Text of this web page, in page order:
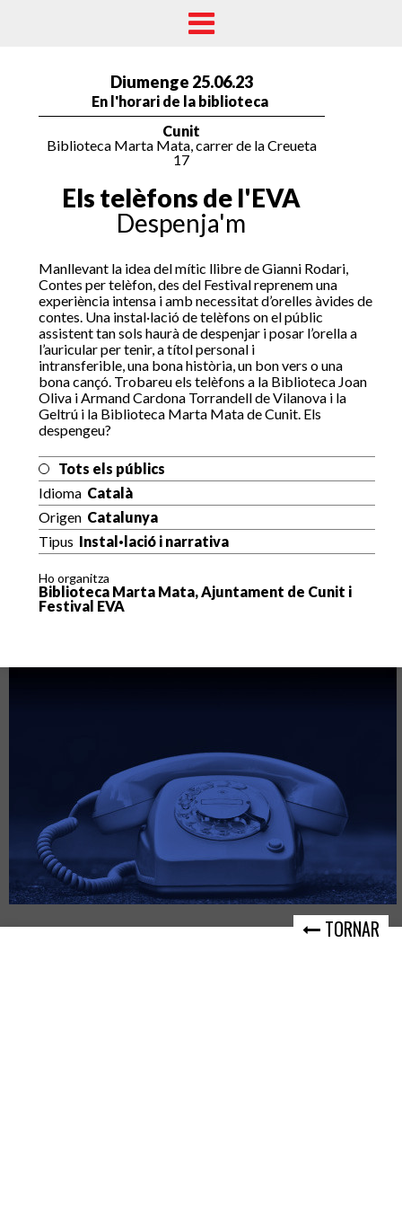
Diumenge 25.06.23
En l'horari de la biblioteca
Cunit
Biblioteca Marta Mata, carrer de la Creueta
17
Els telèfons de l'EVA
Despenja'm
Manllevant la idea del mític llibre de Gianni Rodari,
Contes per telèfon, des del Festival reprenem una
experiència intensa i amb necessitat d’orelles àvides de
contes. Una instal·lació de telèfons on el públic
assistent tan sols haurà de despenjar i posar l’orella a
l’auricular per tenir, a títol personal i
intransferible, una bona història, un bon vers o una
bona cançó. Trobareu els telèfons a la Biblioteca Joan
Oliva i Armand Cardona Torrandell de Vilanova i la
Geltrú i la Biblioteca Marta Mata de Cunit. Els
despengeu?
Tots els públics
Idioma Català
Origen Catalunya
Tipus Instal·lació i narrativa
Ho organitza
Biblioteca Marta Mata, Ajuntament de Cunit i
Festival EVA
TORNAR